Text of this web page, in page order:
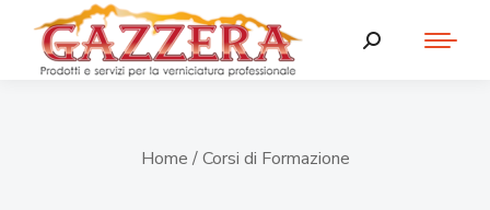
Home / Corsi di Formazione